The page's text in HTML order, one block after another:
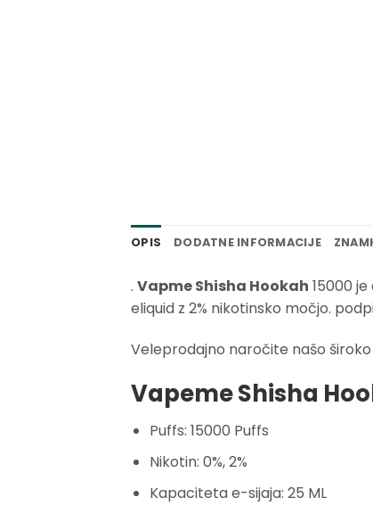
OPIS DODATNE INFORMACIJE
. Vapme Shisha Hookah 15000
eliquid z 2% nikotinsko močjo.
Veleprodajno naročite našo široko
Vapeme Shisha
Puffs: 15000 Puffs
Nikotin: 0%, 2%
Kapaciteta e-sijaja: 25 ML